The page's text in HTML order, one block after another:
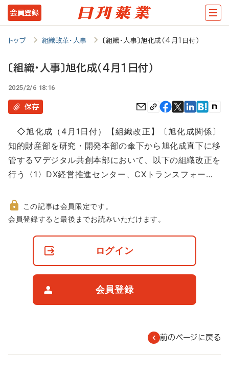
メ
イ
テ
移
動
会員登録
トップ 組織改革・人事 〔組織・人事〕旭化成（4月1日付）
〔組織・人事〕旭化成（4月1日付）
2025/2/6 18:16
保存
◇旭化成（4月1日付）【組織改正】〔旭化成関係〕
知的財産部を研究・開発本部の傘下から旭化成直下に移
管する▽デジタル共創本部において、以下の組織改正を
行う〈1〉DX経営推進センター、CXトランスフォー…
非
この記事は会員限定です。
会員登録すると最後までお読みいただけます。
ログイン
会員登録
前のページに戻る